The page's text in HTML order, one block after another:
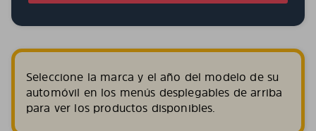
Seleccione la marca y el año del modelo de su
automóvil en los menús desplegables de arriba
para ver los productos disponibles.